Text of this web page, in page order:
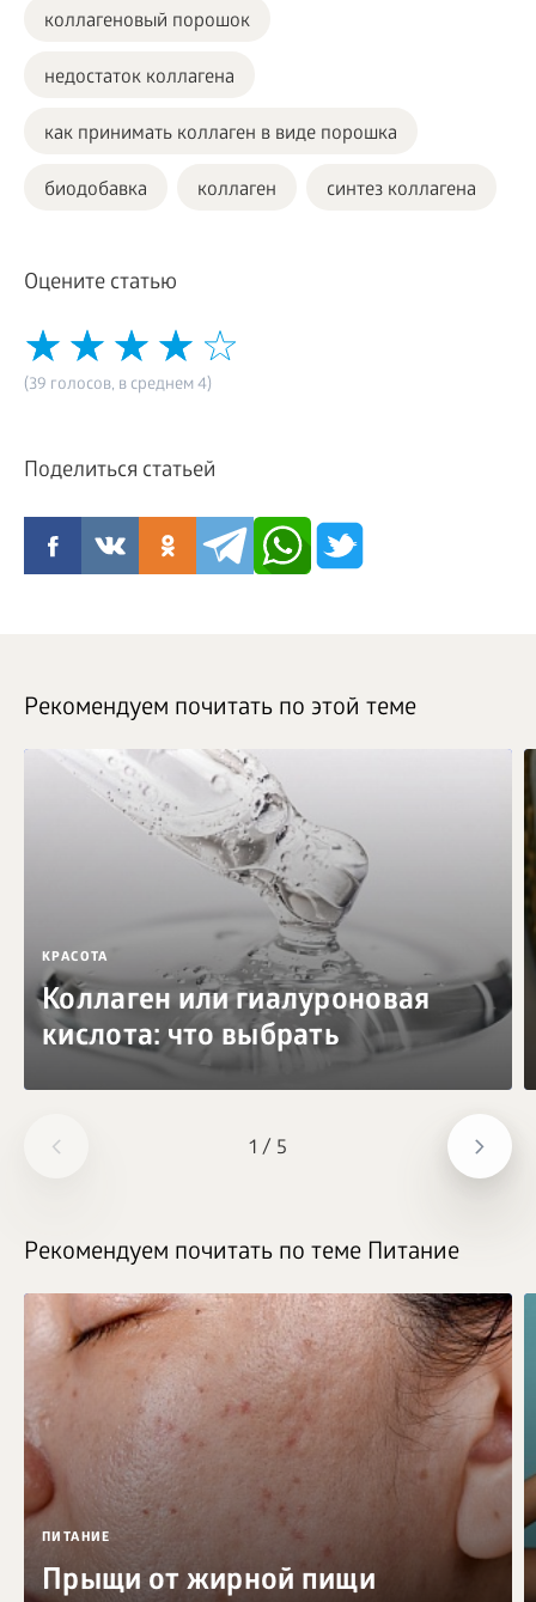
коллагеновый порошок
недостаток коллагена
как принимать коллаген в виде порошка
биодобавка коллаген синтез коллагена
Оцените статью
(39 голосов, в среднем 4)
Поделиться статьей
1 / 5
Рекомендуем почитать по этой теме
КРАСОТА
Коллаген или гиалуроновая
кислота: что выбрать
Рекомендуем почитать по теме Питание
ПИТАНИЕ
Прыщи от жирной пищи